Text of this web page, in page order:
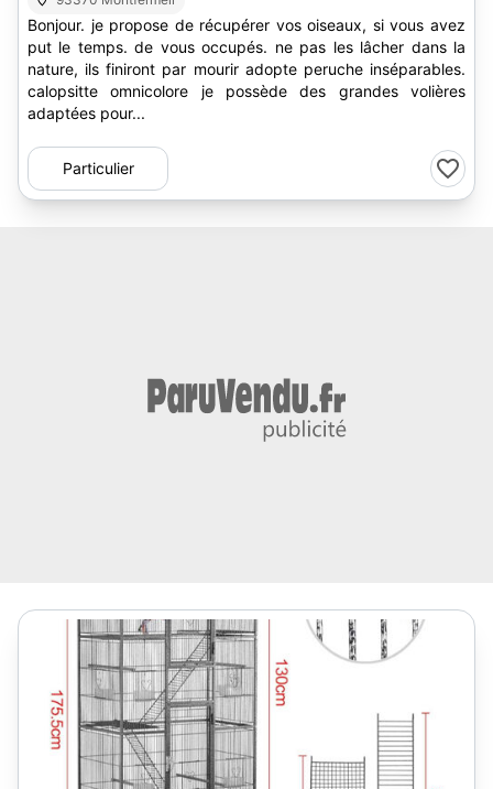
Bonjour. je propose de récupérer vos oiseaux, si vous avez
put le temps. de vous occupés. ne pas les lâcher dans la
nature, ils finiront par mourir adopte peruche inséparables.
calopsitte omnicolore je possède des grandes volières
adaptées pour...
Particulier